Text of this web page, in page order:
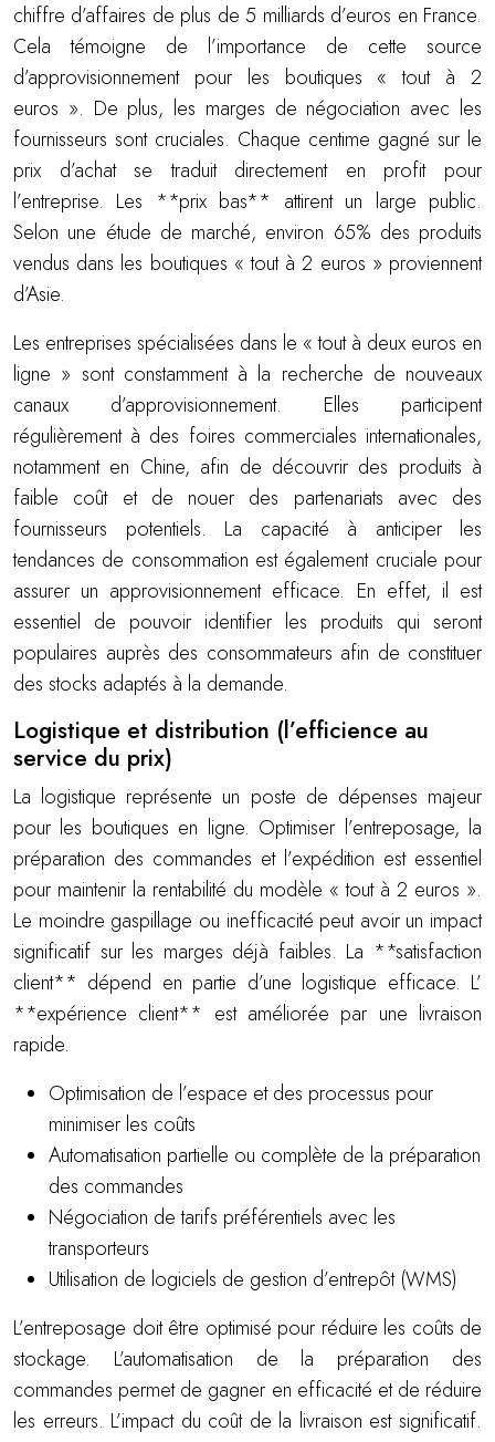
chiffre d’affaires de plus de 5 milliards d’euros en France.
Cela témoigne de l’importance de cette source
d’approvisionnement pour les boutiques « tout à 2
euros ». De plus, les marges de négociation avec les
fournisseurs sont cruciales. Chaque centime gagné sur le
prix d’achat se traduit directement en profit pour
l’entreprise. Les **prix bas** attirent un large public.
Selon une étude de marché, environ 65% des produits
vendus dans les boutiques « tout à 2 euros » proviennent
d’Asie.
Les entreprises spécialisées dans le « tout à deux euros en
ligne » sont constamment à la recherche de nouveaux
canaux d’approvisionnement. Elles participent
régulièrement à des foires commerciales internationales,
notamment en Chine, afin de découvrir des produits à
faible coût et de nouer des partenariats avec des
fournisseurs potentiels. La capacité à anticiper les
tendances de consommation est également cruciale pour
assurer un approvisionnement efficace. En effet, il est
essentiel de pouvoir identifier les produits qui seront
populaires auprès des consommateurs afin de constituer
des stocks adaptés à la demande.
Logistique et distribution (l’efficience au
service du prix)
La logistique représente un poste de dépenses majeur
pour les boutiques en ligne. Optimiser l’entreposage, la
préparation des commandes et l’expédition est essentiel
pour maintenir la rentabilité du modèle « tout à 2 euros ».
Le moindre gaspillage ou inefficacité peut avoir un impact
significatif sur les marges déjà faibles. La **satisfaction
client** dépend en partie d’une logistique efficace. L’
**expérience client** est améliorée par une livraison
rapide.
Optimisation de l’espace et des processus pour
minimiser les coûts
Automatisation partielle ou complète de la préparation
des commandes
Négociation de tarifs préférentiels avec les
transporteurs
Utilisation de logiciels de gestion d’entrepôt (WMS)
L’entreposage doit être optimisé pour réduire les coûts de
stockage. L’automatisation de la préparation des
commandes permet de gagner en efficacité et de réduire
les erreurs. L’impact du coût de la livraison est significatif.